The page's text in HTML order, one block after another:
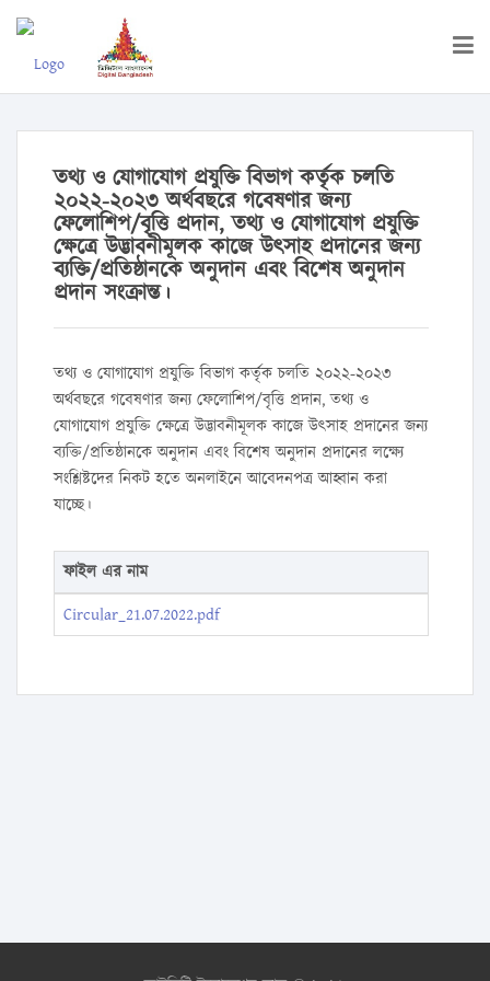
তথ্য ও যোগাযোগ প্রযুক্তি বিভাগ কর্তৃক চলতি
২০২২-২০২৩ অর্থবছরে গবেষণার জন্য
ফেলোশিপ/বৃত্তি প্রদান, তথ্য ও যোগাযোগ প্রযুক্তি
ক্ষেত্রে উদ্ভাবনীমূলক কাজে উৎসাহ প্রদানের জন্য
ব্যক্তি/প্রতিষ্ঠানকে অনুদান এবং বিশেষ অনুদান
প্রদান সংক্রান্ত।
তথ্য ও যোগাযোগ প্রযুক্তি বিভাগ কর্তৃক চলতি ২০২২-২০২৩
অর্থবছরে গবেষণার জন্য ফেলোশিপ/বৃত্তি প্রদান, তথ্য ও
যোগাযোগ প্রযুক্তি ক্ষেত্রে উদ্ভাবনীমূলক কাজে উৎসাহ প্রদানের জন্য
ব্যক্তি/প্রতিষ্ঠানকে অনুদান এবং বিশেষ অনুদান প্রদানের লক্ষ্যে
সংশ্লিষ্টদের নিকট হতে অনলাইনে আবেদনপত্র আহ্বান করা
যাচ্ছে।
ফাইল এর নাম
Circular_21.07.2022.pdf